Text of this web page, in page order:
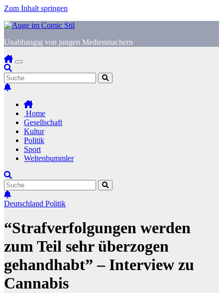
Zum Inhalt springen
Unabhängig von jungen Medienmachern
Home
Gesellschaft
Kultur
Politik
Sport
Weltenbummler
Deutschland Politik
“Strafverfolgungen werden
zum Teil sehr überzogen
gehandhabt” – Interview zu
Cannabis